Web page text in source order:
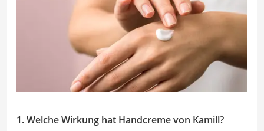
1. Welche Wirkung hat Handcreme von Kamill?